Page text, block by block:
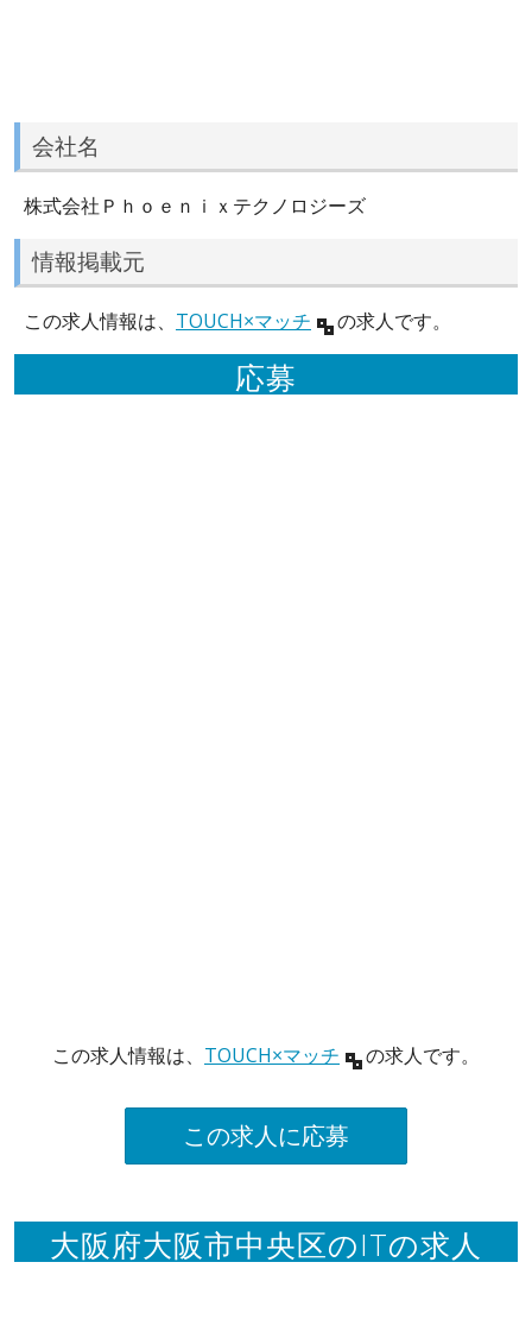
会社名
株式会社Ｐｈｏｅｎｉｘテクノロジーズ
情報掲載元
この求人情報は、 TOUCH×マッチ の求人です。
応募
この求人情報は、 TOUCH×マッチ の求人です。
この求人に応募
大阪府大阪市中央区のITの求人